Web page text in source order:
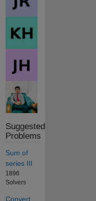
Suggested
Problems
Sum of
series III
1896
Solvers
Convert